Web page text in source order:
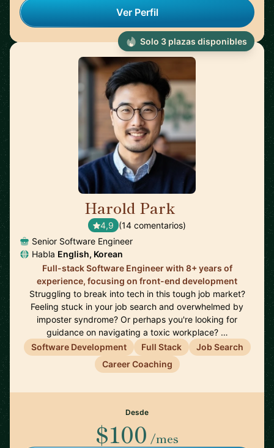
Ver Perfil
Harold Park
4,9 (14 comentarios)
Senior Software Engineer
Habla English, Korean
Full-stack Software Engineer with 8+ years of
experience, focusing on front-end development
Struggling to break into tech in this tough job market?
Feeling stuck in your job search and overwhelmed by
imposter syndrome? Or perhaps you're looking for
guidance on navigating a toxic workplace? …
Software Development
Full Stack
Job Search
Career Coaching
Desde
$100 /mes
Solo 3 plazas disponibles